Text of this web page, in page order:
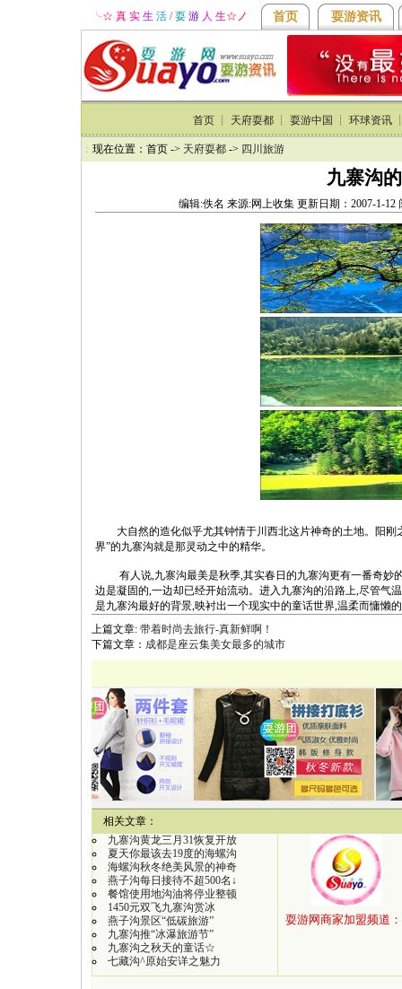
╰☆ 真 实 生 活 /耍 游人 生☆ ノ 首页 耍游资讯
首页 ┊ 天府耍都 ┊ 耍游中国 ┊ 环球资讯
： 现在位置：首页 -> 天府耍都 -> 四川旅游
九寨沟
编辑:佚名 来源:网上收集 更新日期：2007-1-12
大自然的造化似乎尤其钟情于川西北这片神奇的土地。阳刚
界”的九寨沟就是那灵动之中的精华。
有人说,九寨沟最美是秋季,其实春日的九寨沟更有一番奇妙
边是凝固的,一边却已经开始流动。进入九寨沟的沿路上,尽管气
是九寨沟最好的背景,映衬出一个现实中的童话世界,温柔而慵懒
上篇文章: 带着时尚去旅行-真新鲜啊！
下篇文章： 成都是座云集美女最多的城市
相关文章：
九寨沟黄龙三月31恢复开放
夏天你最该去19度的海螺沟
海螺沟秋冬绝美风景的神奇
燕子沟每日接待不超500名↓
餐馆使用地沟油将停业整顿
1450元双飞九寨沟赏冰
燕子沟景区“低碳旅游”
九寨沟推“冰瀑旅游节”
九寨沟之秋天的童话☆
七藏沟^原始安详之魅力